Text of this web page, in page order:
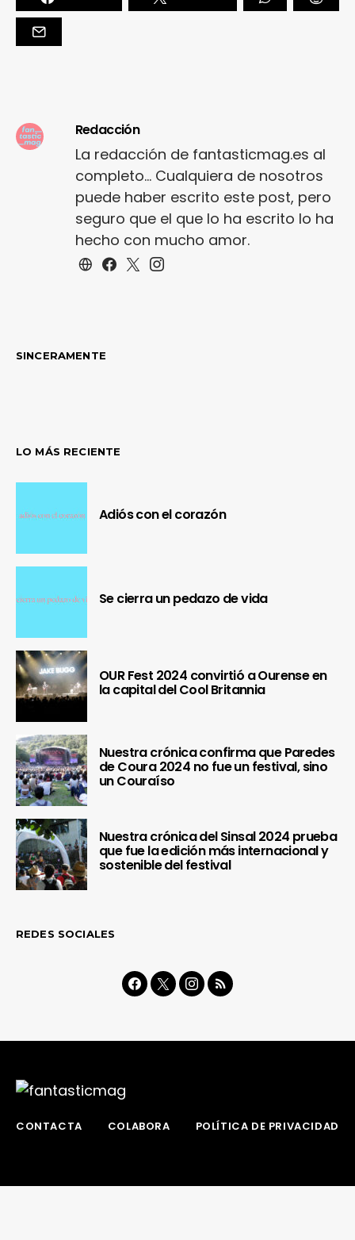
Redacción
La redacción de fantasticmag.es al
completo... Cualquiera de nosotros
puede haber escrito este post, pero
seguro que el que lo ha escrito lo ha
hecho con mucho amor.
SINCERAMENTE
LO MÁS RECIENTE
Adiós con el corazón
Se cierra un pedazo de vida
OUR Fest 2024 convirtió a Ourense en
la capital del Cool Britannia
Nuestra crónica confirma que Paredes
de Coura 2024 no fue un festival, sino
un Couraíso
Nuestra crónica del Sinsal 2024 prueba
que fue la edición más internacional y
sostenible del festival
REDES SOCIALES
CONTACTA COLABORA POLÍTICA DE PRIVACIDAD